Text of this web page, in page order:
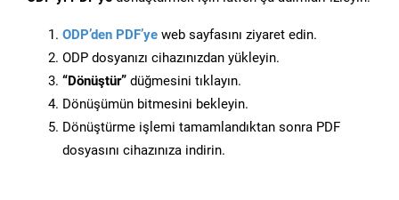
ODP’den PDF’ye web sayfasını ziyaret edin.
ODP dosyanızı cihazınızdan yükleyin.
“Dönüştür” düğmesini tıklayın.
Dönüşümün bitmesini bekleyin.
Dönüştürme işlemi tamamlandıktan sonra PDF
dosyasını cihazınıza indirin.